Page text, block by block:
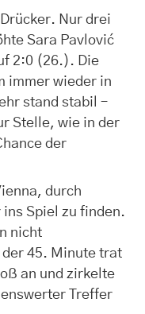
Nur drei
Sara Pavlović
2:0 (26.). Die
immer wieder in
stand stabil –
Stelle, wie in der
der
durch
Spiel zu finden.
nicht
45. Minute trat
an und zirkelte
Treffer